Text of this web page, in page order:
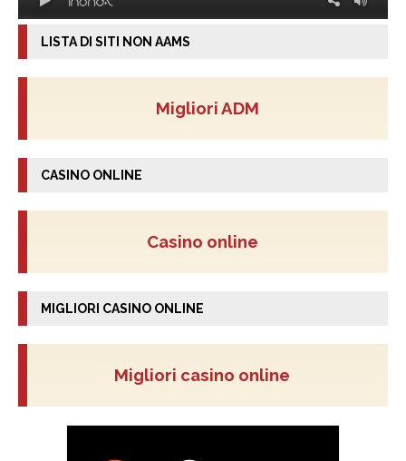
LISTA DI SITI NON AAMS
Migliori ADM
CASINO ONLINE
Casino online
MIGLIORI CASINO ONLINE
Migliori casino online